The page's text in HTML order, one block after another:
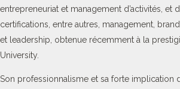
entrepreneuriat et management d’activités, et
certifications, entre autres, management,
et leadership, obtenue récemment à la
University.
Son professionnalisme et sa forte implication